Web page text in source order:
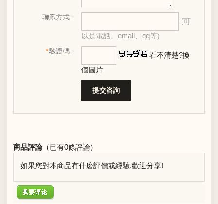
聯系方式：
(可
以是電話、email、qq等)
*驗證碼：
看不清楚?換
個圖片
商品評論（已有0條評論）
如果您對本商品有什麽評價或經驗,歡迎分享!